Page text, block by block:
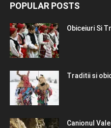
POPULAR POSTS
Obiceiuri Si
Traditii si
Canionul